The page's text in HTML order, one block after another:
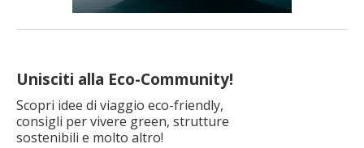
Unisciti alla Eco-Community!
Scopri idee di viaggio eco-friendly,
consigli per vivere green, strutture
sostenibili e molto altro!